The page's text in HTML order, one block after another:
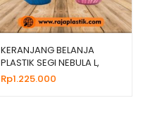
KERANJANG BELANJA
PLASTIK SEGI NEBULA L,
JUAL HARGA MURAH
Rp1.225.000